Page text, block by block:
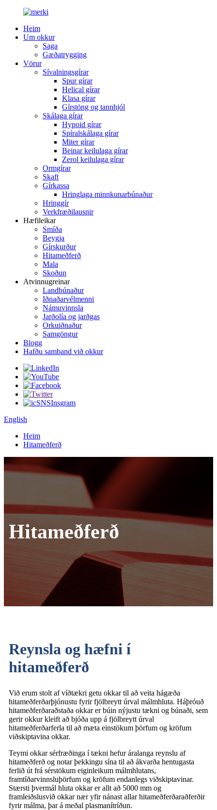
Heim
Um okkur
Saga
Gæðatrygging
Vörur
Sívalningsgírar
Spur gírar
Helical gírar
Klasa gírar
Gírstöng og tannhjól
Skálaga gírar
Hypoid gírar
Spíralskálaga gírar
Miter gírar
Beinar keilulaga gírar
Zerol keilulaga gírar
Ormgírar
Skaft
Gírkassa
Hringlaga minnkunarbúnaður
Hringgír
Verkfræðilausnir
Hæfileikar
Smíða
Beygja
Gírskurður
Hitameðferð
Mala
Skoðun
Atvinnugreinar
Landbúnaður
Iðnaðarvélmenni
Námuvinnsla
Jarðolía og jarðgas
Orkuiðnaður
Samgöngur
Blogg
Hafðu samband við okkur
English
Heim
Hitameðferð
Hitameðferð
Reynsla og hæfni í
hitameðferð
Við erum stolt af víðtækri getu okkar til að veita hágæða
hitameðferðarþjónustu fyrir fjölbreytt úrval málmhluta. Háþróuð
hitameðferðaraðstaða okkar er búin nýjustu tækni og búnaði, sem
gerir okkur kleift að bjóða upp á fjölbreytt úrval
hitameðferðarferla til að mæta einstökum þörfum og kröfum
viðskiptavina okkar.
Teymi okkar sérfræðinga í tækni hefur áralanga reynslu af
hitameðferð og notar þekkingu sína til að ákvarða hentugasta
ferlið út frá sérstökum eiginleikum málmhlutans,
framtíðarvinnsluþörfum og kröfum endanlegs viðskiptavinar.
Stærsti þvermál hluta okkar er allt að 5000 mm og
framleiðslusvið okkar nær yfir nánast allar hitameðferðaraðferðir
fyrir málma, þar á meðal plasmanítríðun.